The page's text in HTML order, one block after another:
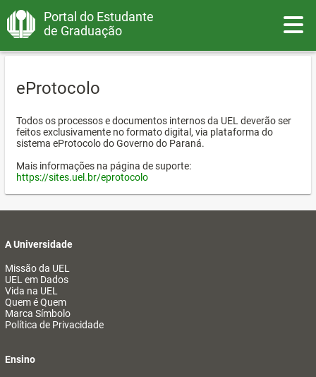
Portal do Estudante
de Graduação
eProtocolo
Todos os processos e documentos internos da UEL deverão ser
feitos exclusivamente no formato digital, via plataforma do
sistema eProtocolo do Governo do Paraná.
Mais informações na página de suporte:
https://sites.uel.br/eprotocolo
A Universidade
Missão da UEL
UEL em Dados
Vida na UEL
Quem é Quem
Marca Símbolo
Política de Privacidade
Ensino